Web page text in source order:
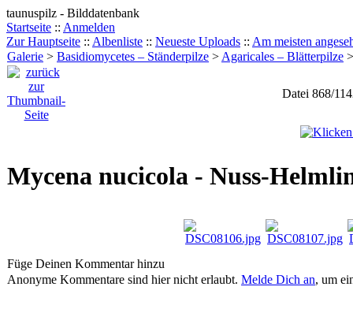
taunuspilz - Bilddatenbank
Startseite :: Anmelden
Zur Hauptseite :: Albenliste :: Neueste Uploads :: Am meisten
Galerie > Basidiomycetes – Ständerpilze > Agaricales – Blätterpilze
Datei 868/
Mycena nucicola - Nuss-
Füge Deinen Kommentar hinzu
Anonyme Kommentare sind hier nicht erlaubt. Melde Dich an, um